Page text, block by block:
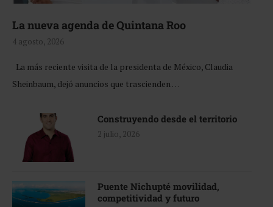
La nueva agenda de Quintana Roo
4 agosto, 2026
La más reciente visita de la presidenta de México, Claudia
Sheinbaum, dejó anuncios que trascienden …
Construyendo desde el territorio
2 julio, 2026
Puente Nichupté movilidad,
competitividad y futuro